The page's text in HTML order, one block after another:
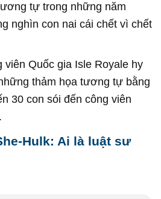
tự trong những năm
nghìn con nai cái chết vì chết
viên Quốc gia Isle Royale hy
thảm họa tương tự bằng
30 con sói đến công viên
Hulk: Ai là luật sư